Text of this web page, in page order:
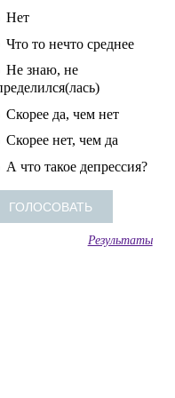
Нет
Что то нечто среднее
Не знаю, не
Скорее да, чем нет
Скорее нет, чем да
А что такое депрессия?
Результаты